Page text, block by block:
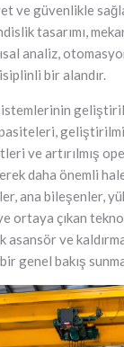
ve güvenlikle
tasarımı,
analiz,
bir alandır.
ve artırılmış
daha önemli
ana bileşenler,
ortaya çıkan
asansör ve
genel bakış